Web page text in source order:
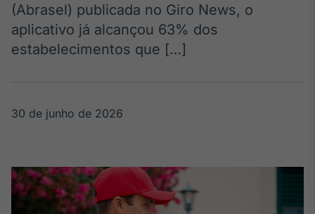
Os bastidores da
política em
tempo real
Broadcast
White Label
(Abrasel) publicada no Giro News, o
aplicativo já alcançou 63% dos
estabelecimentos que […]
30 de junho de 2026